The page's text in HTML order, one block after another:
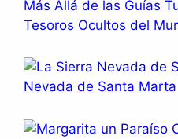
Más Allá de las Guías
Tesoros Ocultos del
Nevada de Santa Marta